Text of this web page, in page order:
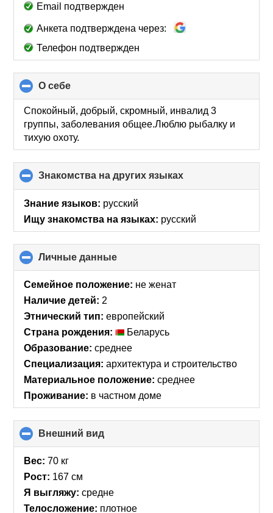
Email подтвержден
Анкета подтверждена через:
Телефон подтвержден
О себе
to
collapse
contents
Спокойный, добрый, скромный, инвалид 3
группы, заболевания общее.Люблю рыбалку и
тихую охоту.
Знакомства на других языках
to
Знание языков: русский
Ищу знакомства на языках: русский
Личные данные
to
collapse
Семейное положение: не женат
Наличие детей: 2
Этнический тип: европейский
Страна рождения:
Беларусь
Образование: среднее
Специализация: архитектура и строительство
Материальное положение: среднее
Проживание: в частном доме
Внешний вид
to
Вес: 70 кг
Рост: 167 см
Я выгляжу: средне
Телосложение: плотное